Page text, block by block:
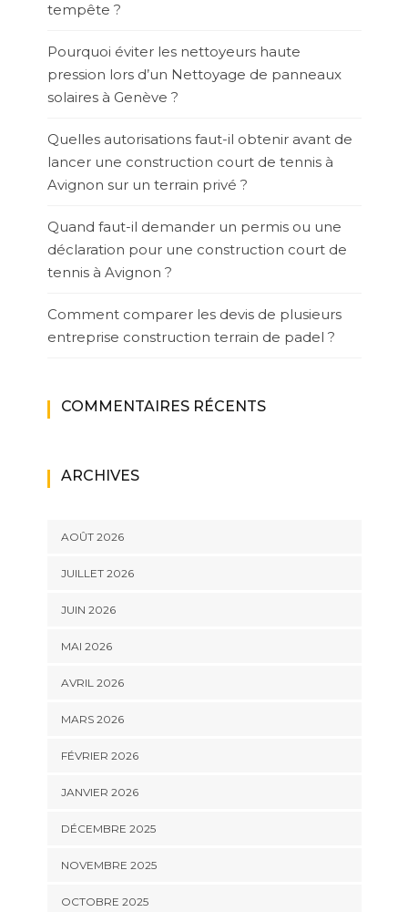
tempête ?
Pourquoi éviter les nettoyeurs haute
pression lors d’un Nettoyage de panneaux
solaires à Genève ?
Quelles autorisations faut-il obtenir avant de
lancer une construction court de tennis à
Avignon sur un terrain privé ?
Quand faut-il demander un permis ou une
déclaration pour une construction court de
tennis à Avignon ?
Comment comparer les devis de plusieurs
entreprise construction terrain de padel ?
COMMENTAIRES RÉCENTS
ARCHIVES
AOÛT 2026
JUILLET 2026
JUIN 2026
MAI 2026
AVRIL 2026
MARS 2026
FÉVRIER 2026
JANVIER 2026
DÉCEMBRE 2025
NOVEMBRE 2025
OCTOBRE 2025